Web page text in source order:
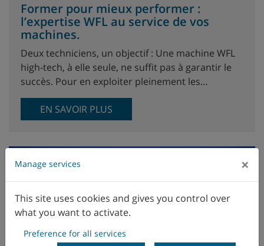
Former pour mieux performer :
l’expertise WFL au service de vos
machines.
Deux techniciens, un objectif : Une machine WFL
high-tech, à elle seule, ne suffit pas à garantir le
succès. Pour en exploiter pleinement les…
EN SAVOIR PLUS
Manage services ×
This site uses cookies and gives you control over
what you want to activate.
Preference for all services